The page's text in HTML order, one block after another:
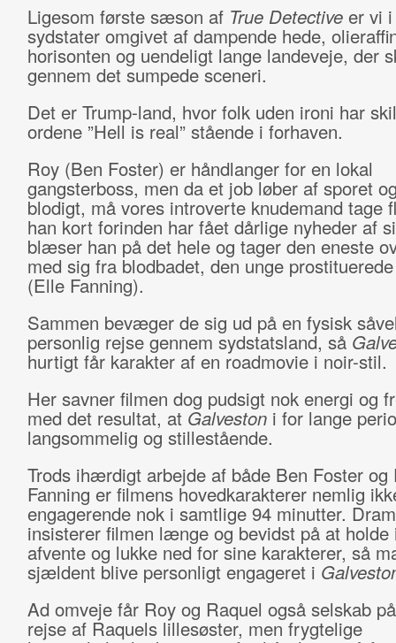
Ligesom første sæson af True Detectiveer vi i
sydstater omgivet af dampende hede,
horisonten og uendeligt lange landeveje, der
gennem det sumpede sceneri.
Det er Trump-land, hvor folk uden ironi har
ordene ”Hell is real” stående i forhaven.
Roy (Ben Foster) er håndlanger for en lokal
gangsterboss, men da et job løber af sporet
blodigt, må vores introverte knudemand tage
han kort forinden har fået dårlige nyheder af
blæser han på det hele og tager den eneste
med sig fra blodbadet, den unge
(Elle Fanning).
Sammen bevæger de sig ud på en fysisk
personlig rejse gennem sydstatsland, så
hurtigt får karakter af en roadmovie i noir-stil.
Her savner filmen dog pudsigt nok energi og
med det resultat, at Galvestoni for lange
langsommelig og stillestående.
Trods ihærdigt arbejde af både Ben Foster og
Fanning er filmens hovedkarakterer nemlig
engagerende nok i samtlige 94 minutter.
insisterer filmen længe og bevidst på at holde
afvente og lukke ned for sine karakterer, så
sjældent blive personligt engageret i
Ad omveje får Roy og Raquel også selskab
rejse af Raquels lillesøster, men frygtelige